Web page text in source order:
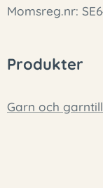
Momsreg.nr:
Produkter
Garn och